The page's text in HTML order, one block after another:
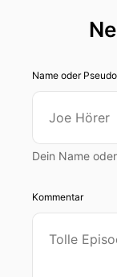
Name oder
Dein Name
Kommentar